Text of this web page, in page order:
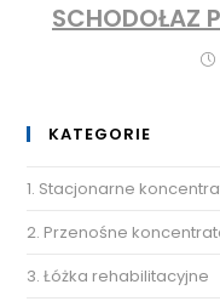
SCHODOŁAZ
KATEGORIE
1. Stacjonarne
2. Przenośne
3. Łóżka rehabilitacyjne